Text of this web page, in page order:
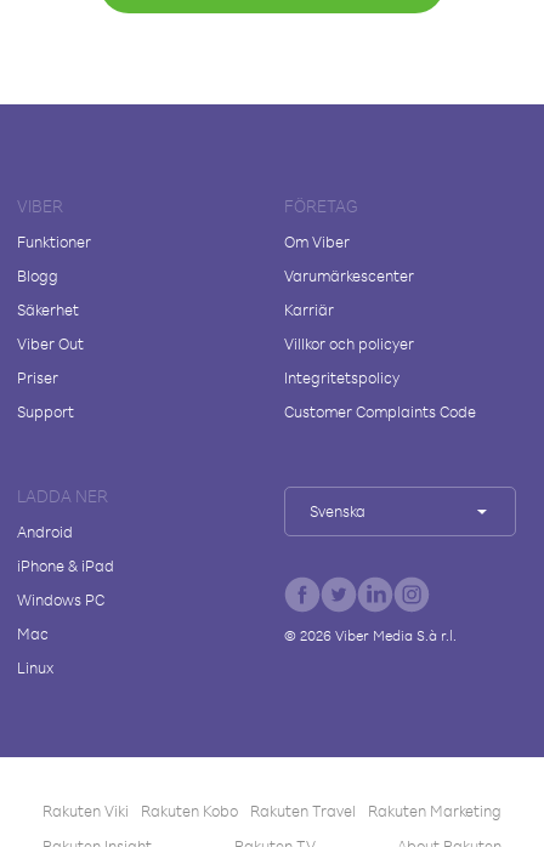
VIBER
Funktioner
Blogg
Säkerhet
Viber Out
Priser
Support
FÖRETAG
Om Viber
Varumärkescenter
Karriär
Villkor och policyer
Integritetspolicy
Customer Complaints Code
LADDA NER
Android
iPhone & iPad
Windows PC
Mac
Linux
Svenska
© 2026Viber Media S.à r.l.
Rakuten Viki Rakuten Kobo Rakuten Travel
Rakuten Marketing